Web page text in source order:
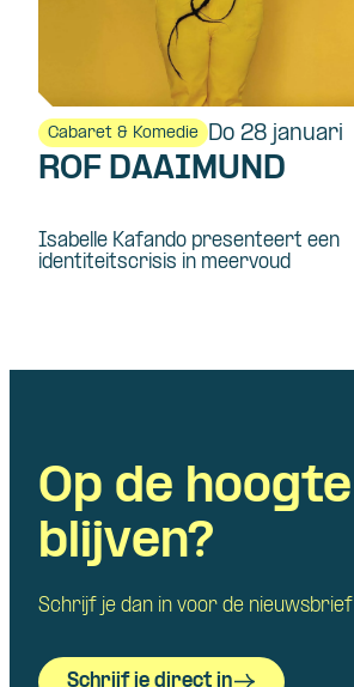
Cabaret & Komedie Do 28 januari
ROF DAAIMUND
Isabelle Kafando presenteert een
identiteitscrisis in meervoud
Op de hoogte
blijven?
Schrijf je dan in voor de nieuwsbrief
Schrijf je direct in